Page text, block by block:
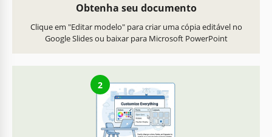
Obtenha seu documento
Clique em "Editar modelo" para criar uma cópia editável no
Google Slides ou baixar para Microsoft PowerPoint
2